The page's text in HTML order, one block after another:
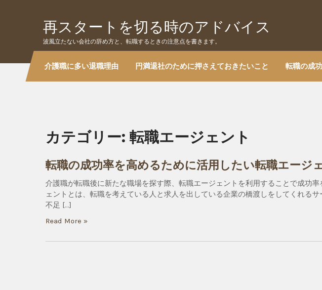
再スタートを切る時のアドバイス
波風立たない会社の辞め方と、転職するときの注意点を書きます。
介護職に多い退職理由 円満退社のために押さえておきたいこと 転職の成
カテゴリー: 転職エージェント
転職の成功率を高めるために活用したい転職エージ
介護職が転職後に新たな職場を探す際、転職エージェントを利用することで成功
ェントとは、転職を考えている人と求人を出している企業の橋渡しをしてくれる
不足 […]
Read More »